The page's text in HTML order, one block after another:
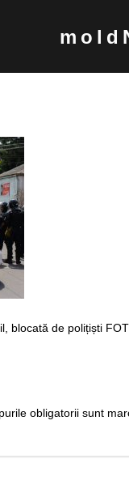
blocată de polițiști
obligatorii sunt